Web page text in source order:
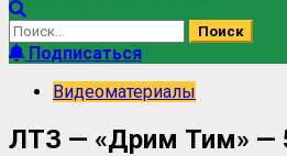
Подписаться
Видеоматериалы
ЛТЗ — «Дрим Тим» —